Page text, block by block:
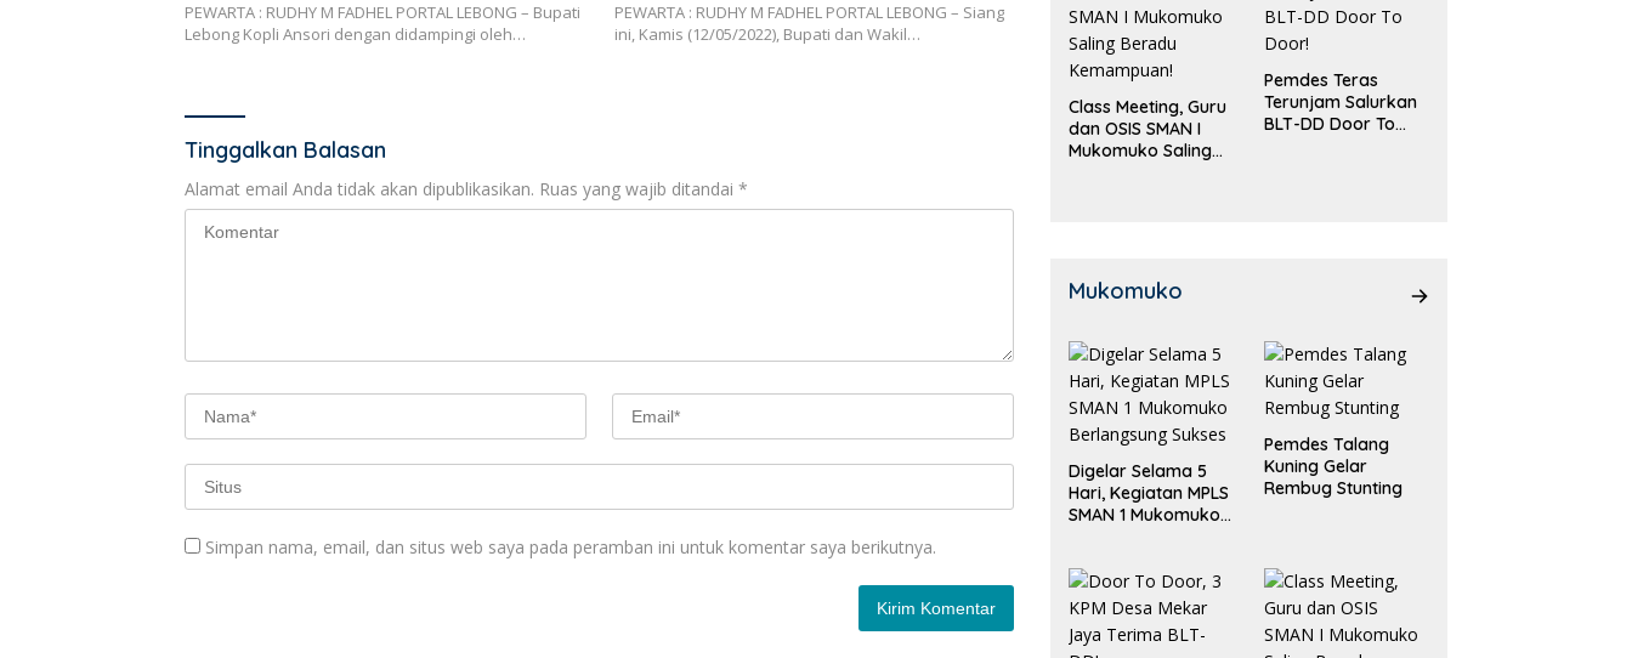
PEWARTA : RUDHY M FADHEL PORTAL LEBONG – Bupati
Lebong Kopli Ansori dengan didampingi oleh…
PEWARTA : RUDHY M FADHEL PORTAL LEBONG – Siang
ini, Kamis (12/05/2022), Bupati dan Wakil…
Tinggalkan Balasan
Alamat email Anda tidak akan dipublikasikan. Ruas yang wajib ditandai *
Simpan nama, email, dan situs web saya pada peramban ini untuk komentar saya berikutnya.
Class Meeting, Guru
dan OSIS SMAN I
Mukomuko Saling
Pemdes Teras
Terunjam Salurkan
BLT-DD Door To
Mukomuko
Digelar Selama 5
Hari, Kegiatan MPLS
SMAN 1 Mukomuko
Pemdes Talang
Kuning Gelar
Rembug Stunting